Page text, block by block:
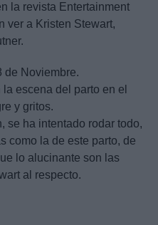
la revista Entertainment
ver a Kristen Stewart,
de Noviembre.
escena del parto en el
y gritos.
se ha intentado rodar todo,
como la de este parto, de
lo alucinante son las
al respecto.